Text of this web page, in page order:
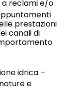
reclami e/o
prestazioni
canali di
idrica –
e